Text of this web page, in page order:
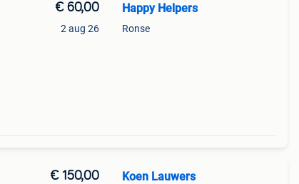
€ 60,00
2 aug 26
Happy Helpers
Ronse
€ 150,00 Koen Lauwers